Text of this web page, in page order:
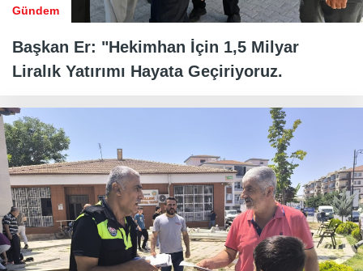
Gündem
Başkan Er: "Hekimhan İçin 1,5 Milyar
Liralık Yatırımı Hayata Geçiriyoruz.